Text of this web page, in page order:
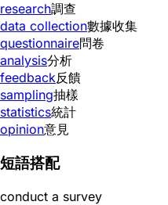
research調查
data collection數據收集
questionnaire問卷
analysis分析
feedback反饋
sampling抽樣
statistics統計
opinion意見
短語搭配
conduct a survey